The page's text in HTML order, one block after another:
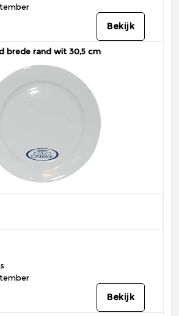
Bekijk
brede rand wit 30,5 cm
Bekijk